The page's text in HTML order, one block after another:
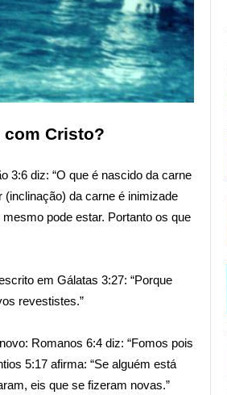
com Cristo?
3:6 diz: “O que é nascido da carne
(inclinação) da carne é inimizade
pode estar. Portanto os que
em Gálatas 3:27: “Porque
revestistes.”
Romanos 6:4 diz: “Fomos pois
5:17 afirma: “Se alguém está
eis que se fizeram novas.”